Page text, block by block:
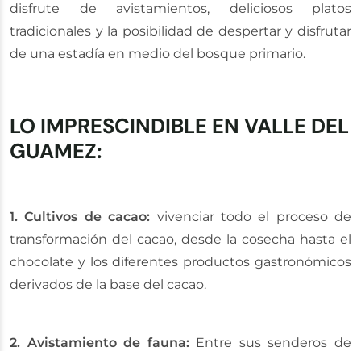
disfrute de avistamientos, deliciosos platos
tradicionales y la posibilidad de despertar y disfrutar
de una estadía en medio del bosque primario.
LO IMPRESCINDIBLE EN VALLE DEL
GUAMEZ:
1. Cultivos de cacao: vivenciar todo el proceso de
transformación del cacao, desde la cosecha hasta el
chocolate y los diferentes productos gastronómicos
derivados de la base del cacao.
2. Avistamiento de fauna:Entre sus senderos de